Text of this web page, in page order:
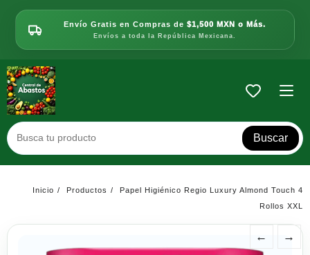
contenido
Envío Gratis en Compras de $1,500 MXN o Más.
Envíos a toda la República Mexicana.
Buscar
Inicio Productos
Papel Higiénico Regio Luxury Almond Touch 4
Rollos XXL
← →